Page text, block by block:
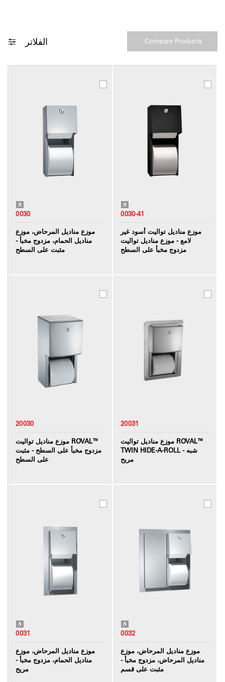
الفلاتر
0030
موزع مناديل المرحاض، موزع
مناديل الحمام، مزدوج مخبأ -
مثبت على السطح
0030-41
موزع مناديل تواليت أسود غير
لامع - موزع مناديل تواليت
مزدوج مخبأ على السطح
20030
موزع مناديل تواليت ROVAL™
مزدوج مخبأ على السطح - مثبت
على السطح
20031
موزع مناديل تواليت ROVAL™
TWIN HIDE-A-ROLL - شبه
مريح
0031
موزع مناديل المرحاض، موزع
مناديل الحمام، مزدوج مخبأ -
مريح
0032
موزع مناديل المرحاض، موزع
مناديل المرحاض، مزدوج مخبأ -
مثبت على قسم